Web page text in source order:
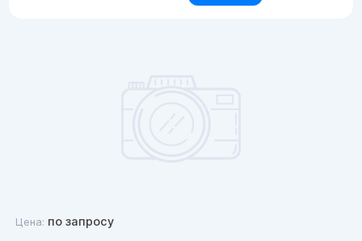
Цена: по запросу